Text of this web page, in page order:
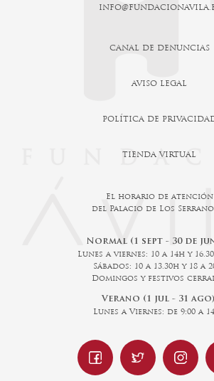
CANAL DE DENUNCIAS
AVISO LEGAL
POLÍTICA DE
TIENDA VIRTUAL
El horario de atención
del Palacio de Los Serrano
Normal (1 sept - 30 de
Lunes a viernes: 10 a 14h y
Sábados: 10 a 13.30h y 18 a
Domingos y festivos
Verano (1 jul - 31
Lunes a Viernes: de 9:00 a